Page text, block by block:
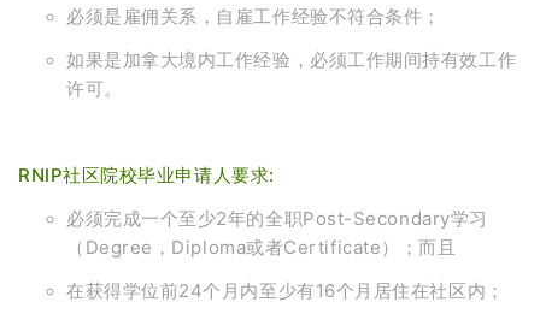
必须是雇佣关系，自雇工作经验不符合条件；
如果是加拿大境内工作经验，必须工作期间持有效工作
许可。
RNIP社区院校毕业申请人要求:
必须完成一个至少2年的全职Post-Secondary学习
（Degree，Diploma或者Certificate）；而且
在获得学位前24个月内至少有16个月居住在社区内；